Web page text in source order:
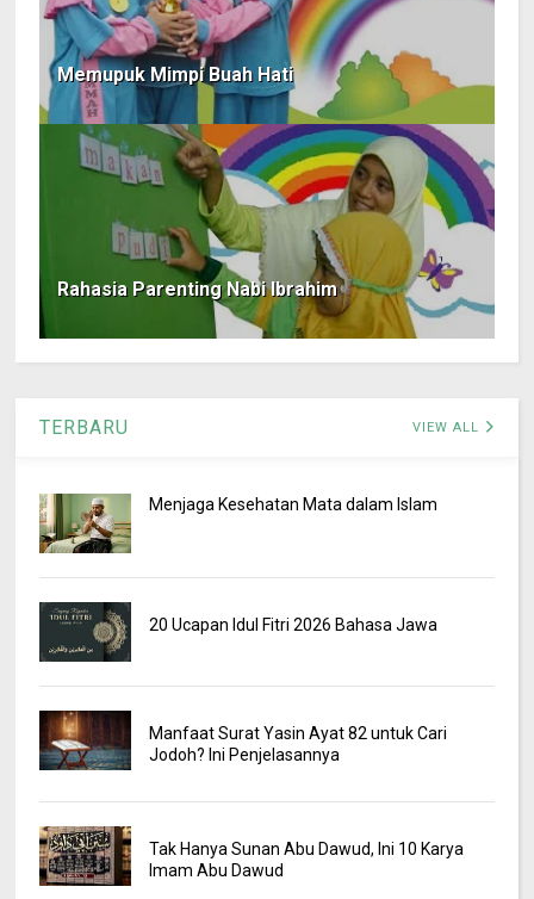
Memupuk Mimpi Buah Hati
Rahasia Parenting Nabi Ibrahim
TERBARU VIEW ALL
Menjaga Kesehatan Mata dalam Islam
20 Ucapan Idul Fitri 2026 Bahasa Jawa
Manfaat Surat Yasin Ayat 82 untuk Cari
Jodoh? Ini Penjelasannya
Tak Hanya Sunan Abu Dawud, Ini 10 Karya
Imam Abu Dawud